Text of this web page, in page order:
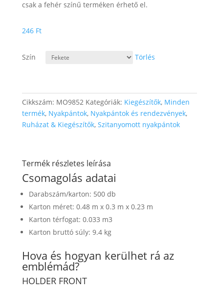
csak a fehér színű terméken érhető el.
246 Ft
Szín Törlés
Cikkszám: MO9852 Kategóriák: Kiegészítők, Minden
termék, Nyakpántok, Nyakpántok és rendezvények,
Ruházat & Kiegészítők, Szitanyomott nyakpántok
Termék részletes leírása
Csomagolás adatai
Darabszám/karton: 500 db
Karton méret: 0.48 m x 0.3 m x 0.23 m
Karton térfogat: 0.033 m3
Karton bruttó súly: 9.4 kg
Hova és hogyan kerülhet rá az
emblémád?
HOLDER FRONT